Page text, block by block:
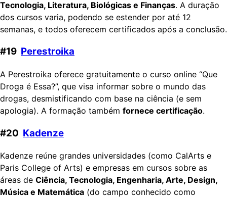
Tecnologia, Literatura, Biológicas e Finanças. A duração
dos cursos varia, podendo se estender por até 12
semanas, e todos oferecem certificados após a conclusão.
#19 Perestroika
A Perestroika oferece gratuitamente o curso online “Que
Droga é Essa?”, que visa informar sobre o mundo das
drogas, desmistificando com base na ciência (e sem
apologia). A formação também fornece certificação.
#20 Kadenze
Kadenze reúne grandes universidades (como CalArts e
Paris College of Arts) e empresas em cursos sobre as
áreas de Ciência, Tecnologia, Engenharia, Arte, Design,
Música e Matemática (do campo conhecido como